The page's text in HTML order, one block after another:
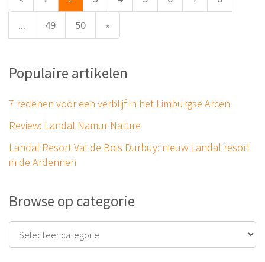
...
49 50 »
Populaire artikelen
7 redenen voor een verblijf in het Limburgse Arcen
Review: Landal Namur Nature
Landal Resort Val de Bois Durbuy: nieuw Landal resort
in de Ardennen
Browse op categorie